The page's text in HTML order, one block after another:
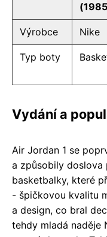
Výrobce Nike
Typ boty
Vydání a
Air Jordan 1 se
a způsobily doslova
basketbalky, které
- špičkovou kvalitu
a design, co bral
tehdy mladá naděje